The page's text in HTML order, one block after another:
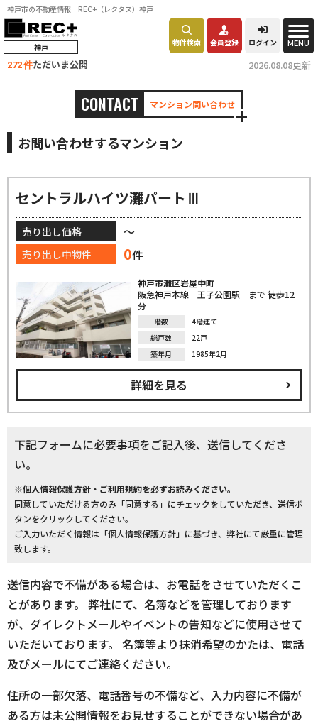
神戸市の不動産情報 REC+（レクタス）神戸
神戸 物件検索 会員登録 ログイン MENU
272 件ただいま公開 2026.08.08更新
CONTACT マンション問い合わせ
お問い合わせするマンション
セントラルハイツ灘パートⅢ
売り出し価格 ～
売り出し中物件 0件
神戸市灘区岩屋中町
阪急神戸本線 王子公園駅 まで 徒歩12
分
階数
4階建て
総戸数
22戸
築年月
1985年2月
詳細を見る
下記フォームに必要事項をご記入後、送信してくださ
い。
※個人情報保護方針・ご利用規約を必ずお読みください。
同意していただける方のみ「同意する」にチェックをしていただき、送信ボ
タンをクリックしてください。
ご入力いただく情報は「個人情報保護方針」に基づき、弊社にて厳重に管理
致します。
送信内容で不備がある場合は、お電話をさせていただくこ
とがあります。 弊社にて、名簿などを管理しております
が、ダイレクトメールやイベントの告知などに使用させて
いただいております。 名簿等より抹消希望のかたは、電話
及びメールにてご連絡ください。
住所の一部欠落、電話番号の不備など、入力内容に不備が
ある方は未公開情報をお見せすることができない場合があ